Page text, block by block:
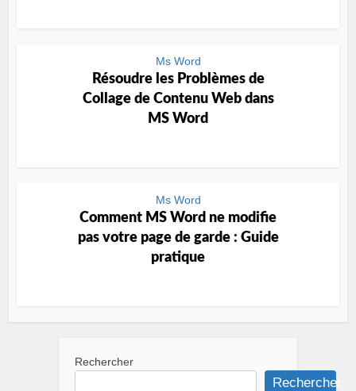
Ms Word
Résoudre les Problèmes de
Collage de Contenu Web dans
MS Word
Ms Word
Comment MS Word ne modifie
pas votre page de garde : Guide
pratique
Rechercher
Rechercher